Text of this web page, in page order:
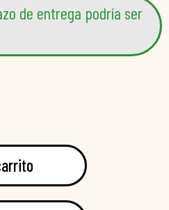
de entrega podría ser